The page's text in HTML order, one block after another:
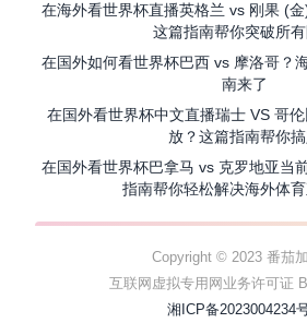
在海外看世界杯直播英格兰 vs 刚果 (
这篇指南帮你突破所有
在国外如何看世界杯巴西 vs 摩洛哥？
南来了
在国外看世界杯中文直播瑞士 VS 哥
放？这篇指南帮你
在国外看世界杯巴拿马 vs 克罗地亚当
指南帮你轻松解决海外体
Copyright © 2023 番茄
互联网虚拟专用网业务许可证
湘ICP备2023004234